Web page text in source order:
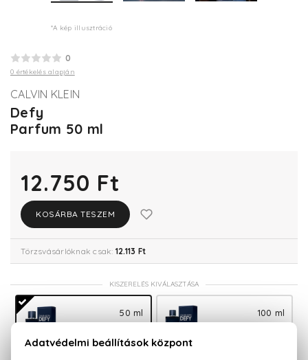
*A kép illusztráció
0
0 értékelés alapján
CALVIN KLEIN
Defy
Parfum 50 ml
12.750 Ft
KOSÁRBA TESZEM
Törzsvásárlóknak csak: 12.113 Ft
KISZERELÉS KIVÁLASZTÁSA
50 ml
12.750 Ft
100 ml
16.750 Ft